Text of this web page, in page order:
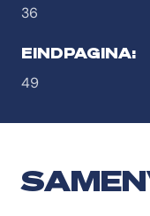
36
EINDPAGINA:
49